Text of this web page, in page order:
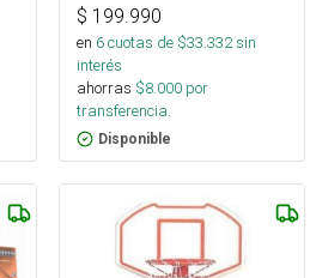
$ 199.990
en 6cuotas de $33.332sin
interés
ahorras $8.000 por
transferencia.
Disponible